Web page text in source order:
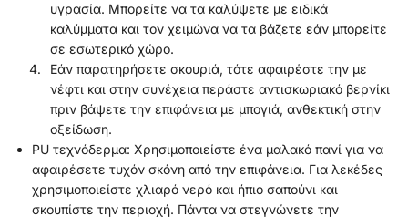
υγρασία. Μπορείτε να τα καλύψετε με ειδικά
καλύμματα και τον χειμώνα να τα βάζετε εάν μπορείτε
σε εσωτερικό χώρο.
Εάν παρατηρήσετε σκουριά, τότε αφαιρέστε την με
νέφτι και στην συνέχεια περάστε αντισκωριακό βερνίκι
πριν βάψετε την επιφάνεια με μπογιά, ανθεκτική στην
οξείδωση.
PU τεχνόδερμα: Χρησιμοποιείστε ένα μαλακό πανί για να
αφαιρέσετε τυχόν σκόνη από την επιφάνεια. Για λεκέδες
χρησιμοποιείστε χλιαρό νερό και ήπιο σαπούνι και
σκουπίστε την περιοχή. Πάντα να στεγνώνετε την